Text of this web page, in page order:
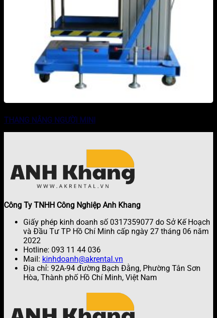
THANG NÂNG NGƯỜI MINI
Công Ty TNHH Công Nghiệp Anh Khang
Giấy phép kinh doanh số 0317359077 do Sở Kế Hoạch
và Đầu Tư TP Hồ Chí Minh cấp ngày 27 tháng 06 năm
2022
Hotline: 093 11 44 036
Mail: kinhdoanh@akrental.vn
Địa chỉ: 92A-94 đường Bạch Đằng, Phường Tân Sơn
Hòa, Thành phố Hồ Chí Minh, Việt Nam